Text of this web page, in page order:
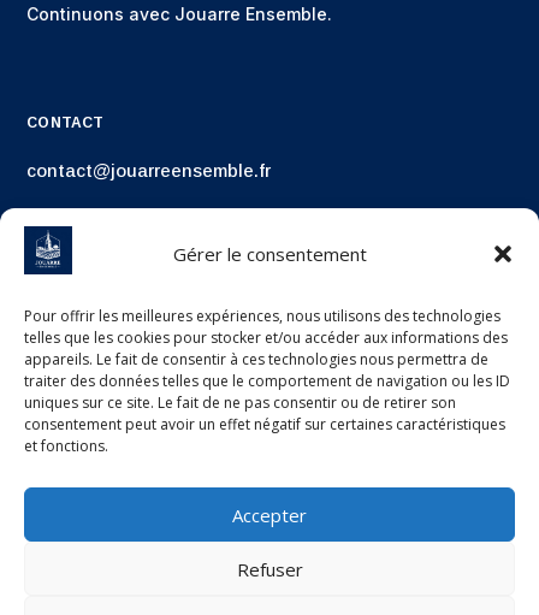
Gérer le consentement
Pour offrir les meilleures expériences, nous utilisons des technologies
telles que les cookies pour stocker et/ou accéder aux informations des
appareils. Le fait de consentir à ces technologies nous permettra de
traiter des données telles que le comportement de navigation ou les ID
uniques sur ce site. Le fait de ne pas consentir ou de retirer son
consentement peut avoir un effet négatif sur certaines caractéristiques
et fonctions.
Accepter
Refuser
Continuons avec Jouarre Ensemble.
CONTACT
contact@jouarreensemble.fr